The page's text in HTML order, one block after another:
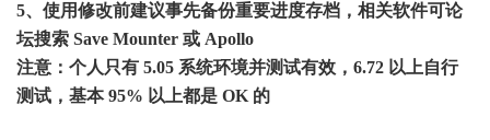
5、使用修改前建议事先备份重要进度存档，相关软件可论
坛搜索 Save Mounter 或 Apollo
注意：个人只有 5.05 系统环境并测试有效，6.72 以上自行
测试，基本 95% 以上都是 OK 的